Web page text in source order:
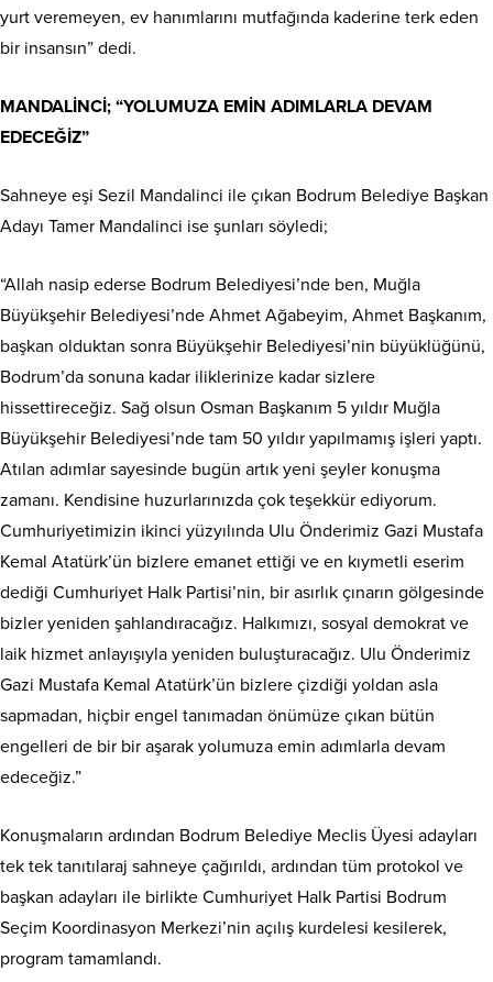
yurt veremeyen, ev hanımlarını mutfağında kaderine terk eden
bir insansın” dedi.
MANDALİNCİ; “YOLUMUZA EMİN ADIMLARLA DEVAM
EDECEĞİZ”
Sahneye eşi Sezil Mandalinci ile çıkan Bodrum Belediye Başkan
Adayı Tamer Mandalinci ise şunları söyledi;
“Allah nasip ederse Bodrum Belediyesi’nde ben, Muğla
Büyükşehir Belediyesi’nde Ahmet Ağabeyim, Ahmet Başkanım,
başkan olduktan sonra Büyükşehir Belediyesi’nin büyüklüğünü,
Bodrum’da sonuna kadar iliklerinize kadar sizlere
hissettireceğiz. Sağ olsun Osman Başkanım 5 yıldır Muğla
Büyükşehir Belediyesi’nde tam 50 yıldır yapılmamış işleri yaptı.
Atılan adımlar sayesinde bugün artık yeni şeyler konuşma
zamanı. Kendisine huzurlarınızda çok teşekkür ediyorum.
Cumhuriyetimizin ikinci yüzyılında Ulu Önderimiz Gazi Mustafa
Kemal Atatürk’ün bizlere emanet ettiği ve en kıymetli eserim
dediği Cumhuriyet Halk Partisi’nin, bir asırlık çınarın gölgesinde
bizler yeniden şahlandıracağız. Halkımızı, sosyal demokrat ve
laik hizmet anlayışıyla yeniden buluşturacağız. Ulu Önderimiz
Gazi Mustafa Kemal Atatürk’ün bizlere çizdiği yoldan asla
sapmadan, hiçbir engel tanımadan önümüze çıkan bütün
engelleri de bir bir aşarak yolumuza emin adımlarla devam
edeceğiz.”
Konuşmaların ardından Bodrum Belediye Meclis Üyesi adayları
tek tek tanıtılaraj sahneye çağırıldı, ardından tüm protokol ve
başkan adayları ile birlikte Cumhuriyet Halk Partisi Bodrum
Seçim Koordinasyon Merkezi’nin açılış kurdelesi kesilerek,
program tamamlandı.